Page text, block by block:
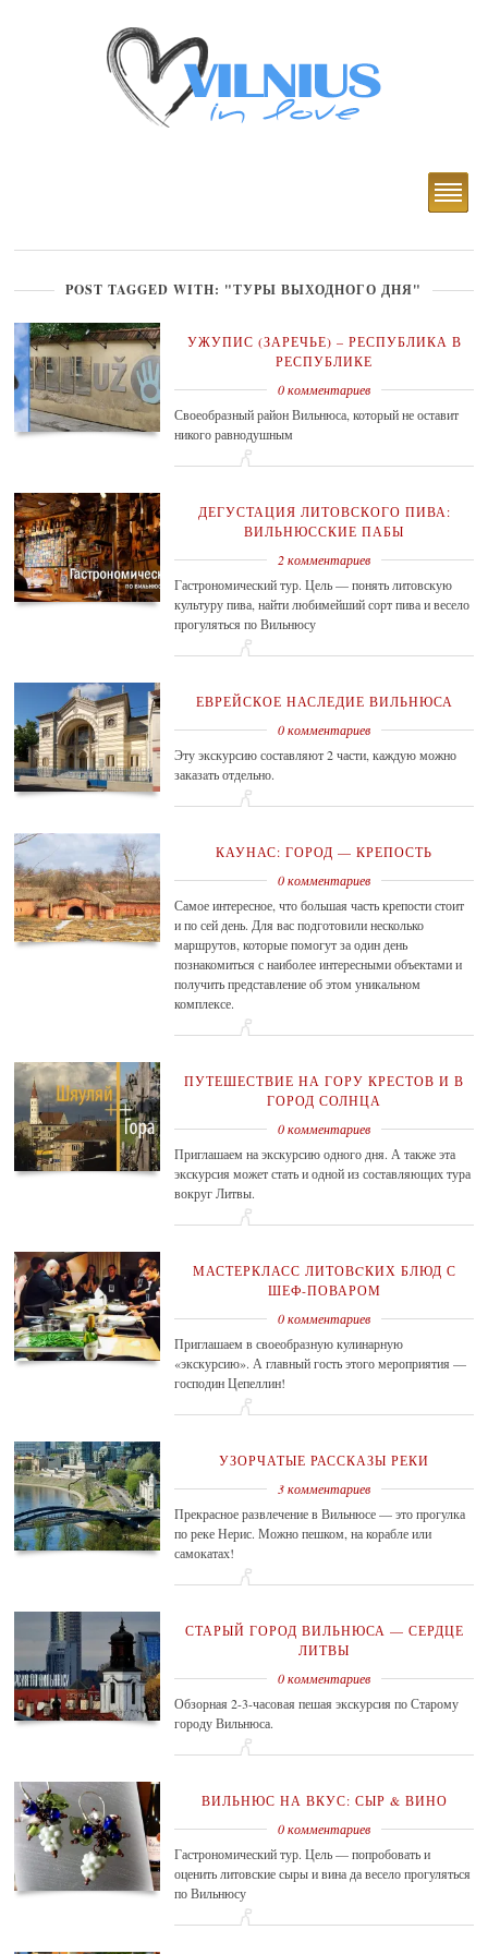
POST TAGGED WITH: "ТУРЫ ВЫХОДНОГО ДНЯ"
УЖУПИС (ЗАРЕЧЬЕ) – РЕСПУБЛИКА В
РЕСПУБЛИКЕ
0 комментариев
Своеобразный район Вильнюса, который не оставит
никого равнодушным
ДЕГУСТАЦИЯ ЛИТОВСКОГО ПИВА:
ВИЛЬНЮССКИЕ ПАБЫ
2 комментариев
Гастрономический тур. Цель — понять литовскую
культуру пива, найти любимейший сорт пива и весело
прогуляться по Вильнюсу
ЕВРЕЙСКОЕ НАСЛЕДИЕ ВИЛЬНЮСА
0 комментариев
Эту экскурсию составляют 2 части, каждую можно
заказaть отдельно.
КАУНАС: ГОРОД — КРЕПОСТЬ
0 комментариев
Самое интересное, что большая часть крепости стоит
и по сей день. Для вас подготовили несколько
маршрутов, которые помогут за один день
познакомиться с наиболее интересными объектами и
получить представление об этом уникальном
комплексе.
ПУТЕШЕСТВИЕ НА ГОРУ КРЕСТОВ И В
ГОРОД СОЛНЦА
0 комментариев
Приглашаем на экскурсию одного дня. А также эта
экскурсия может стать и одной из составляющих тура
вокруг Литвы.
МАСТЕРКЛАСС ЛИТОВCКИХ БЛЮД С
ШЕФ-ПОВАРОМ
0 комментариев
Приглашаем в своеобразную кулинарную
«экскурсию». А главный гость этого мероприятия —
господин Цепеллин!
УЗОРЧАТЫЕ РАССКАЗЫ РЕКИ
3 комментариев
Прекрасное развлечение в Вильнюсе — это прогулка
по реке Нерис. Можно пешком, на корабле или
самокатах!
СТАРЫЙ ГОРОД ВИЛЬНЮСА — СЕРДЦЕ
ЛИТВЫ
0 комментариев
Обзорная 2-3-часовая пешая экскурсия по Старому
городу Вильнюса.
ВИЛЬНЮС НА ВКУС: СЫР & ВИНО
0 комментариев
Гастрономический тур. Цель — попробовать и
оценить литовские сыры и вина да весело прогуляться
по Вильнюсу